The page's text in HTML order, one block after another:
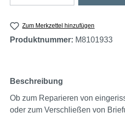
Zum Merkzettel hinzufügen
Produktnummer: M8101933
Beschreibung
Ob zum Reparieren von
oder zum Verschließen von